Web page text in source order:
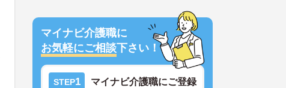
マイナビ介護職に
お気軽にご相談下さい！
STEP1 マイナビ介護職にご登録